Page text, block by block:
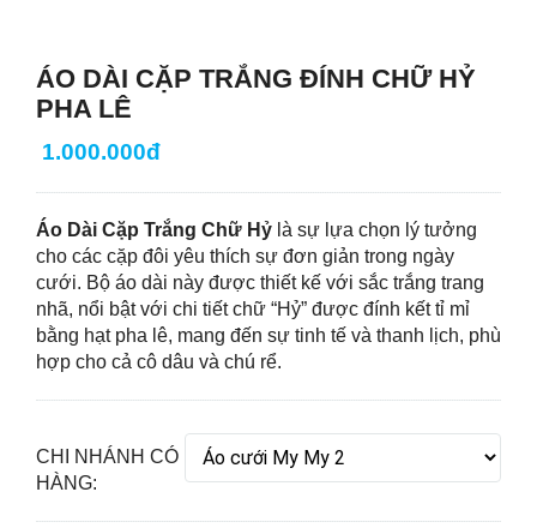
ÁO DÀI CẶP TRẮNG ĐÍNH CHỮ HỶ
PHA LÊ
1.000.000đ
Áo Dài Cặp Trắng Chữ Hỷ là sự lựa chọn lý tưởng
cho các cặp đôi yêu thích sự đơn giản trong ngày
cưới. Bộ áo dài này được thiết kế với sắc trắng trang
nhã, nổi bật với chi tiết chữ “Hỷ” được đính kết tỉ mỉ
bằng hạt pha lê, mang đến sự tinh tế và thanh lịch, phù
hợp cho cả cô dâu và chú rể.
CHI NHÁNH CÓ
HÀNG: